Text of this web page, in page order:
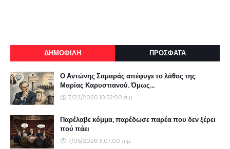
ΔΗΜΟΦΙΛΗ ΠΡΟΣΦΑΤΑ
Ο Αντώνης Σαμαράς απέφυγε το λάθος της
Μαρίας Καρυστιανού. Όμως...
7/22/2026 10:52:00 π.μ.
Παρέλαβε κόμμα, παρέδωσε παρέα που δεν ξέρει
πού πάει
7/05/2026 11:07:00 π.μ.